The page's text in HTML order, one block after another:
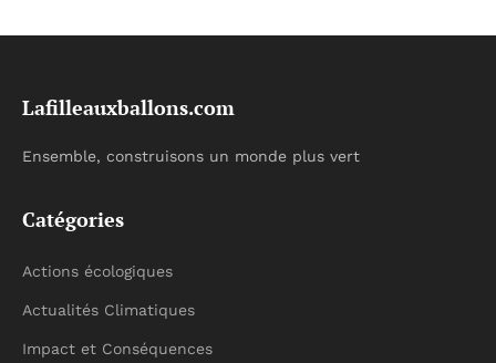
Lafilleauxballons.com
Ensemble, construisons un monde plus vert
Catégories
Actions écologiques
Actualités Climatiques
Impact et Conséquences